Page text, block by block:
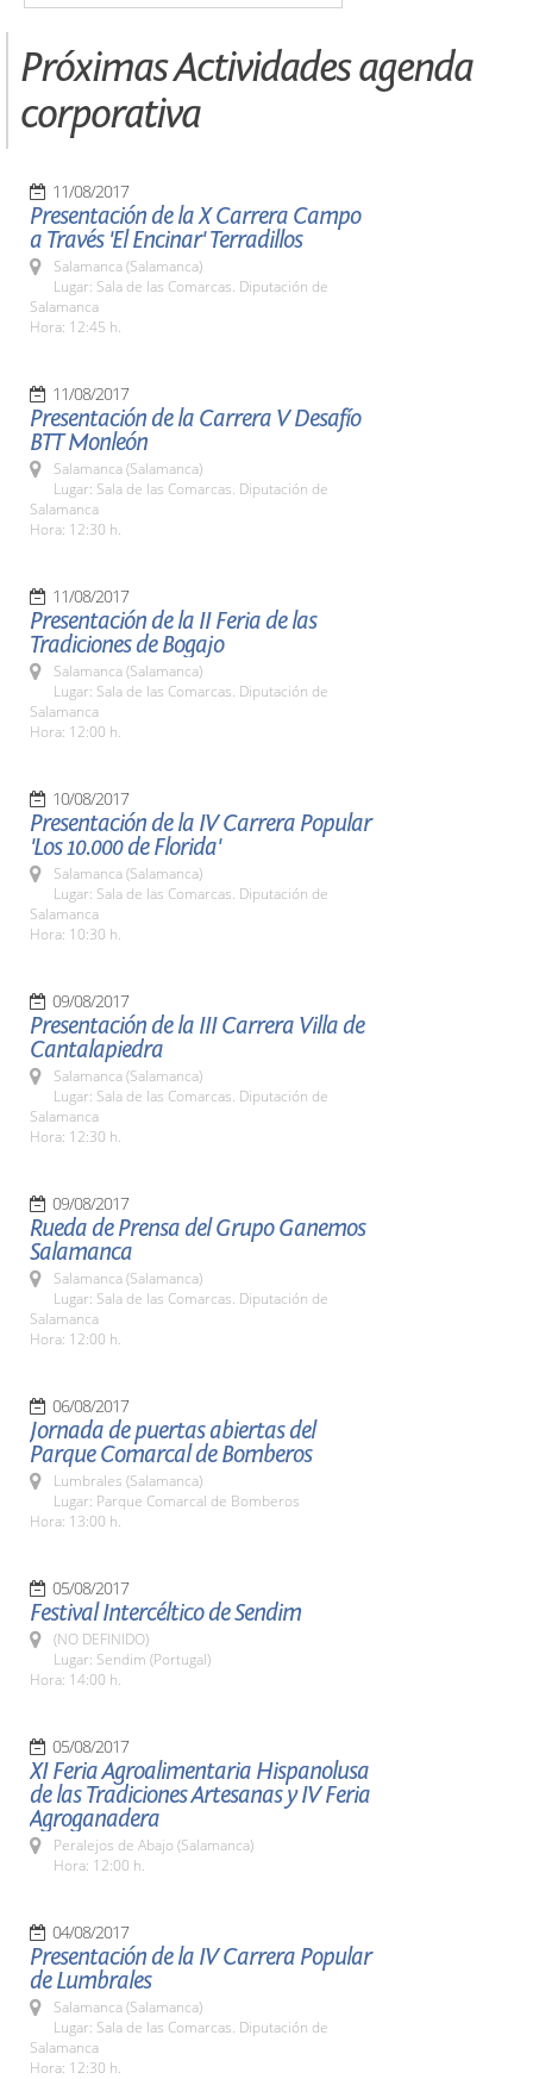
Próximas Actividades agenda
corporativa
11/08/2017
Presentación de la X Carrera Campo
a Través 'El Encinar' Terradillos
Salamanca (Salamanca)
Lugar: Sala de las Comarcas. Diputación de
Salamanca
Hora: 12:45 h.
11/08/2017
Presentación de la Carrera V Desafío
BTT Monleón
Salamanca (Salamanca)
Lugar: Sala de las Comarcas. Diputación de
Salamanca
Hora: 12:30 h.
11/08/2017
Presentación de la II Feria de las
Tradiciones de Bogajo
Salamanca (Salamanca)
Lugar: Sala de las Comarcas. Diputación de
Salamanca
Hora: 12:00 h.
10/08/2017
Presentación de la IV Carrera Popular
'Los 10.000 de Florida'
Salamanca (Salamanca)
Lugar: Sala de las Comarcas. Diputación de
Salamanca
Hora: 10:30 h.
09/08/2017
Presentación de la III Carrera Villa de
Cantalapiedra
Salamanca (Salamanca)
Lugar: Sala de las Comarcas. Diputación de
Salamanca
Hora: 12:30 h.
09/08/2017
Rueda de Prensa del Grupo Ganemos
Salamanca
Salamanca (Salamanca)
Lugar: Sala de las Comarcas. Diputación de
Salamanca
Hora: 12:00 h.
06/08/2017
Jornada de puertas abiertas del
Parque Comarcal de Bomberos
Lumbrales (Salamanca)
Lugar: Parque Comarcal de Bomberos
Hora: 13:00 h.
05/08/2017
Festival Intercéltico de Sendim
(NO DEFINIDO)
Lugar: Sendim (Portugal)
Hora: 14:00 h.
05/08/2017
XI Feria Agroalimentaria Hispanolusa
de las Tradiciones Artesanas y IV Feria
Agroganadera
Peralejos de Abajo (Salamanca)
Hora: 12:00 h.
04/08/2017
Presentación de la IV Carrera Popular
de Lumbrales
Salamanca (Salamanca)
Lugar: Sala de las Comarcas. Diputación de
Salamanca
Hora: 12:30 h.